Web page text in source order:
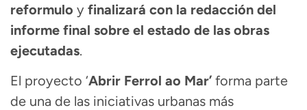
reformulo y finalizará con la redacción del
informe final sobre el estado de las obras
ejecutadas.
El proyecto ‘Abrir Ferrol ao Mar’ forma parte
de una de las iniciativas urbanas más